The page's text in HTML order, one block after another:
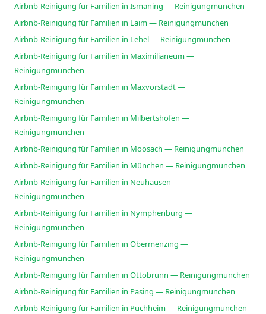
Airbnb-Reinigung für Familien in Ismaning — Reinigungmunchen
Airbnb-Reinigung für Familien in Laim — Reinigungmunchen
Airbnb-Reinigung für Familien in Lehel — Reinigungmunchen
Airbnb-Reinigung für Familien in Maximilianeum —
Reinigungmunchen
Airbnb-Reinigung für Familien in Maxvorstadt —
Reinigungmunchen
Airbnb-Reinigung für Familien in Milbertshofen —
Reinigungmunchen
Airbnb-Reinigung für Familien in Moosach — Reinigungmunchen
Airbnb-Reinigung für Familien in München — Reinigungmunchen
Airbnb-Reinigung für Familien in Neuhausen —
Reinigungmunchen
Airbnb-Reinigung für Familien in Nymphenburg —
Reinigungmunchen
Airbnb-Reinigung für Familien in Obermenzing —
Reinigungmunchen
Airbnb-Reinigung für Familien in Ottobrunn — Reinigungmunchen
Airbnb-Reinigung für Familien in Pasing — Reinigungmunchen
Airbnb-Reinigung für Familien in Puchheim — Reinigungmunchen